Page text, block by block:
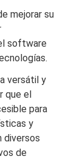
mejorar su
software
versátil y
que el
para
y
diversos
de